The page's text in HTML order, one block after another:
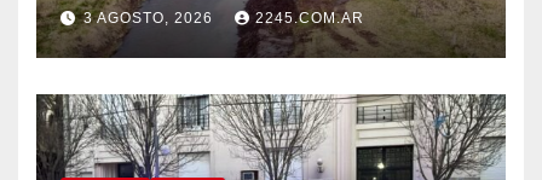
3 AGOSTO, 2026 2245.COM.AR